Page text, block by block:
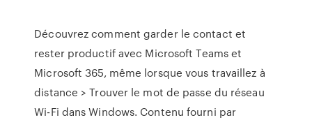
Découvrez comment garder le contact et
rester productif avec Microsoft Teams et
Microsoft 365, même lorsque vous travaillez à
distance > Trouver le mot de passe du réseau
Wi-Fi dans Windows. Contenu fourni par